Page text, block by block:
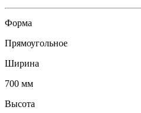
Форма
Прямоугольное
Ширина
700 мм
Высота